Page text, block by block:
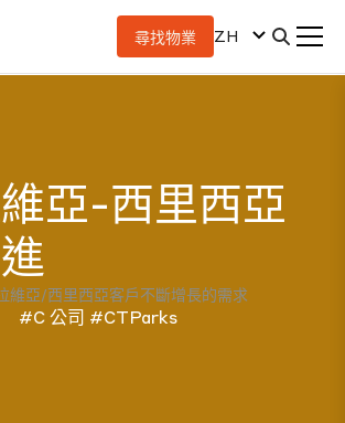
尋找物業 ZH
亞-西里西亞
維亞/西里西亞客戶不斷增長的需求
#C 公司 #CTParks